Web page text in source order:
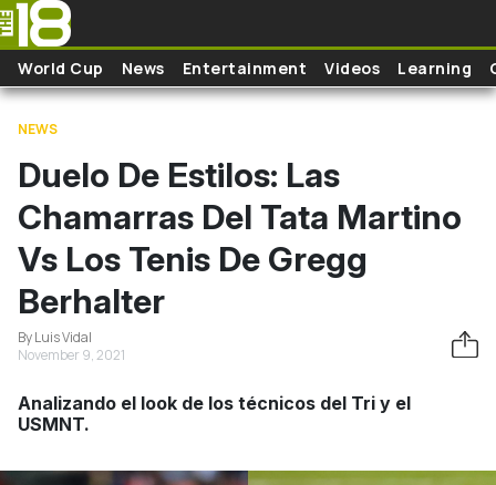
Skip to main content
World Cup News Entertainment Videos Learning
NEWS
Duelo De Estilos: Las
Chamarras Del Tata Martino
Vs Los Tenis De Gregg
Berhalter
By Luis Vidal
November 9, 2021
Analizando el look de los técnicos del Tri y el
USMNT.